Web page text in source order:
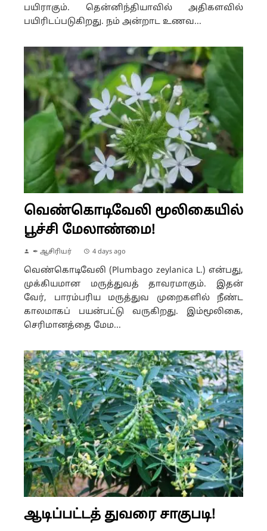
பயிராகும். தென்னிந்தியாவில் அதிகளவில்
பயிரிடப்படுகிறது. நம் அன்றாட உணவ...
வெண்கொடிவேலி மூலிகையில்
பூச்சி மேலாண்மை!
✒ ஆசிரியர் 4 days ago
வெண்கொடிவேலி (Plumbago zeylanica L.) என்பது,
முக்கியமான மருத்துவத் தாவரமாகும். இதன்
வேர், பாரம்பரிய மருத்துவ முறைகளில் நீண்ட
காலமாகப் பயன்பட்டு வருகிறது. இம்மூலிகை,
செரிமானத்தை மேம...
ஆடிப்பட்டத் துவரை சாகுபடி!